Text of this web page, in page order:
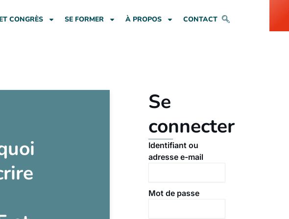
CONGRÈS SE FORMER À PROPOS CONTACT
Se
connecter
Identifiant ou
adresse e-mail
Mot de passe